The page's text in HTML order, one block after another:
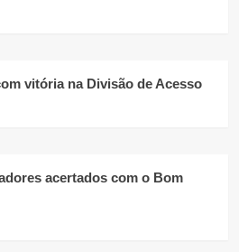
vitória na Divisão de Acesso
acertados com o Bom